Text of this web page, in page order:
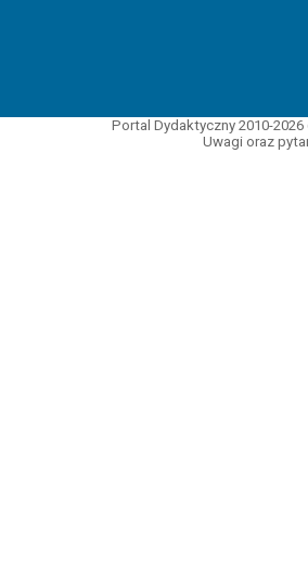
Portal Dydaktyczny 2010-
Uwagi oraz